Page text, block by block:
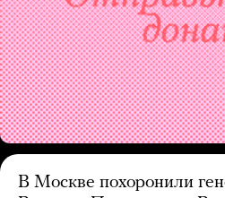
В Москве похоронили